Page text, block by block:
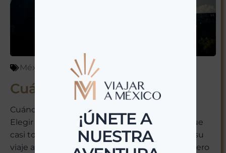
México abril 6, 2026
Cuándo Viajar a México
Cuándo Viajar a México: La Guía Definitiva para
Elegir el Mejor Momento Hay una pregunta que
casi todo el mundo se hace antes de reservar su
viaje a México. Una duda que parece sencilla pero
¡ÚNETE A
NUESTRA
AVENTURA
VIAJERA!